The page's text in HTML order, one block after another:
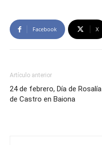
Facebook X
Artículo anterior
24 de febrero, Día de Rosalía
de Castro en Baiona